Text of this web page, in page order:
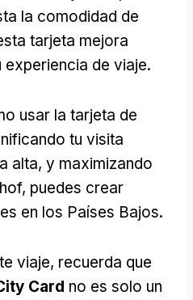
la comodidad de
tarjeta mejora
de viaje.
usar la tarjeta de
tu visita
alta, y maximizando
puedes crear
en los Países Bajos.
viaje, recuerda que
Card no es solo un